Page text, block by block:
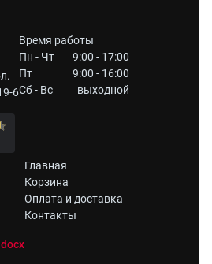
6
Время работы
Пн - Чт
9:00 - 17:00
Пт
9:00 - 16:00
Сб - Вс
выходной
Главная
Корзина
Оплата и доставка
Контакты